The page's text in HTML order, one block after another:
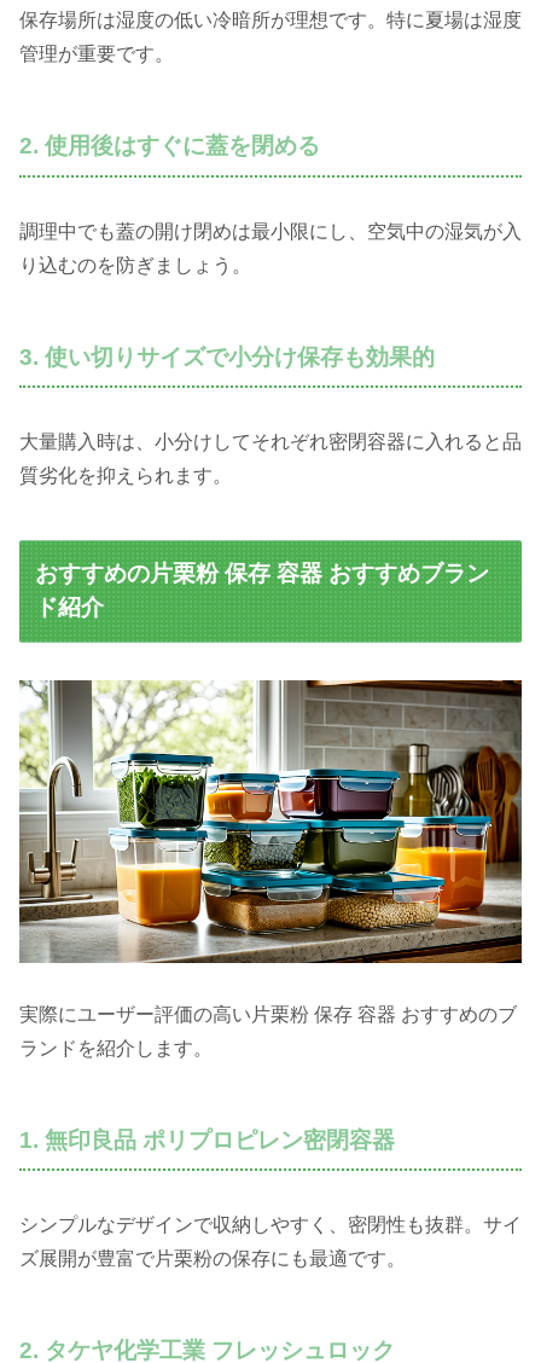
保存場所は湿度の低い冷暗所が理想です。特に夏場は湿度
管理が重要です。
2. 使用後はすぐに蓋を閉める
調理中でも蓋の開け閉めは最小限にし、空気中の湿気が入
り込むのを防ぎましょう。
3. 使い切りサイズで小分け保存も効果的
大量購入時は、小分けしてそれぞれ密閉容器に入れると品
質劣化を抑えられます。
おすすめの片栗粉 保存 容器 おすすめブラン
ド紹介
実際にユーザー評価の高い片栗粉 保存 容器 おすすめのブ
ランドを紹介します。
1. 無印良品 ポリプロピレン密閉容器
シンプルなデザインで収納しやすく、密閉性も抜群。サイ
ズ展開が豊富で片栗粉の保存にも最適です。
2. タケヤ化学工業 フレッシュロック